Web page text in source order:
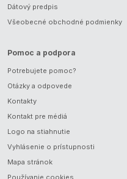
Dátový predpis
Všeobecné obchodné podmienky
Pomoc a podpora
Potrebujete pomoc?
Otázky a odpovede
Kontakty
Kontakt pre médiá
Logo na stiahnutie
Vyhlásenie o prístupnosti
Mapa stránok
Používanie cookies